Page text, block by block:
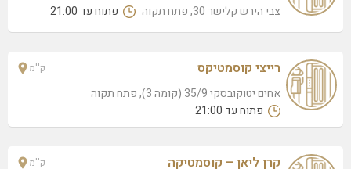
צבי הירש קלישר 30, פתח תקוה
פתוח עד 21:00
רייצי קוסמטיקס
אחים יטוקובסקי 35/9 (קומה 3), פתח תקוה
פתוח עד 21:00
ק''מ
קרן ליאן – קוסמטיקה ק''מ